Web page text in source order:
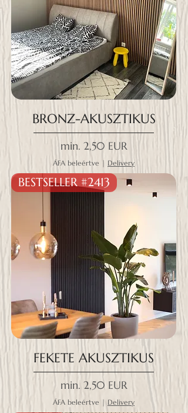
BRONZ-AKUSZTIKUS
min. 2,50 EUR
Akciós ár
ÁFA beleértve | Delivery
BESTSELLER #2413
FEKETE AKUSZTIKUS
min. 2,50 EUR
Akciós ár
ÁFA beleértve | Delivery